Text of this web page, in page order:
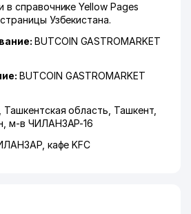
в справочнике Yellow Pages
Узбекистана.
BUTCOIN GASTROMARKET
BUTCOIN GASTROMARKET
Ташкентская область Ташкент,
,м-в ЧИЛАНЗАР-16
кафе KFC